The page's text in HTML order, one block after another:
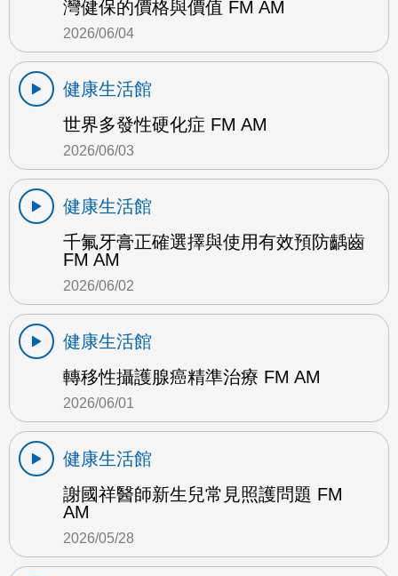
灣健保的價格與價值 FM AM
2026/06/04
健康生活館
世界多發性硬化症 FM AM
2026/06/03
健康生活館
千氟牙膏正確選擇與使用有效預防齲齒
FM AM
2026/06/02
健康生活館
轉移性攝護腺癌精準治療 FM AM
2026/06/01
健康生活館
謝國祥醫師新生兒常見照護問題 FM
AM
2026/05/28